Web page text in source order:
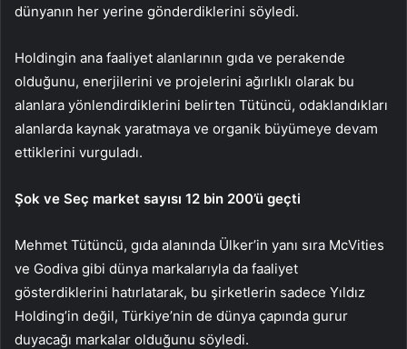
dünyanın her yerine gönderdiklerini söyledi.
Holdingin ana faaliyet alanlarının gıda ve perakende
olduğunu, enerjilerini ve projelerini ağırlıklı olarak bu
alanlara yönlendirdiklerini belirten Tütüncü, odaklandıkları
alanlarda kaynak yaratmaya ve organik büyümeye devam
ettiklerini vurguladı.
Şok ve Seç market sayısı 12 bin 200’ü geçti
Mehmet Tütüncü, gıda alanında Ülker’in yanı sıra McVities
ve Godiva gibi dünya markalarıyla da faaliyet
gösterdiklerini hatırlatarak, bu şirketlerin sadece Yıldız
Holding’in değil, Türkiye’nin de dünya çapında gurur
duyacağı markalar olduğunu söyledi.